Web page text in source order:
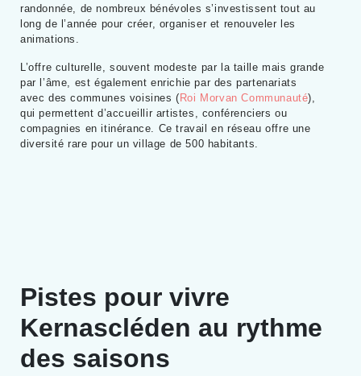
randonnée, de nombreux bénévoles s’investissent tout au
long de l’année pour créer, organiser et renouveler les
animations.
L’offre culturelle, souvent modeste par la taille mais grande
par l’âme, est également enrichie par des partenariats
avec des communes voisines ( Roi Morvan Communauté),
qui permettent d’accueillir artistes, conférenciers ou
compagnies en itinérance. Ce travail en réseau offre une
diversité rare pour un village de 500 habitants.
Pistes pour vivre
Kernascléden au rythme
des saisons